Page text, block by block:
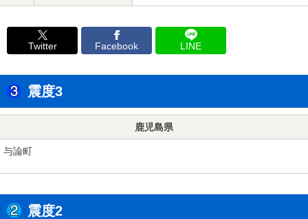
Twitter Facebook LINE
震度3
鹿児島県
与論町
震度2